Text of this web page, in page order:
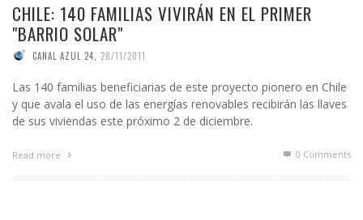
CHILE: 140 FAMILIAS VIVIRÁN EN EL PRIMER
"BARRIO SOLAR"
CANAL AZUL 24 28/11/2011
Las 140 familias beneficiarias de este proyecto pionero en Chile
y que avala el uso de las energías renovables recibirán las llaves
de sus viviendas este próximo 2 de diciembre.
Read more 0 Comments